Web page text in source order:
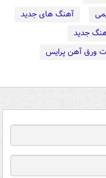
آهنگ های جدید
جدید
ورق آهن پرایس